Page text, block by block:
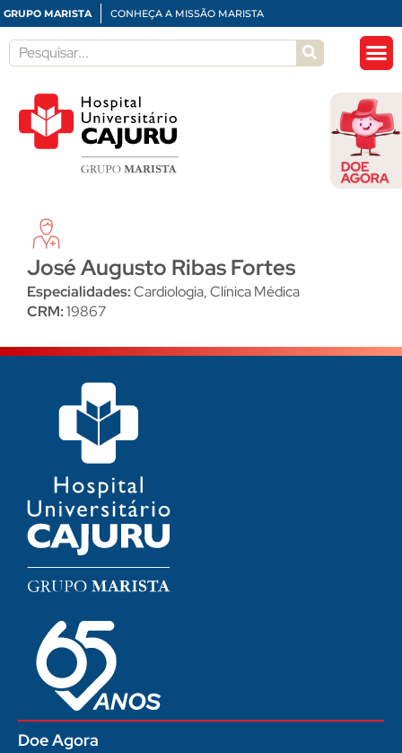
GRUPO MARISTA CONHEÇA A MISSÃO MARISTA
José Augusto Ribas Fortes
Especialidades:Cardiologia,Clínica Médica
CRM:19867
Doe Agora